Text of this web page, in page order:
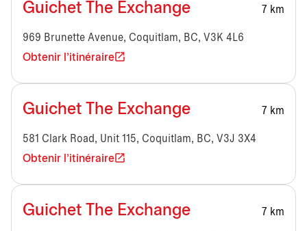
Guichet The Exchange 7 km
969 Brunette Avenue, Coquitlam, BC, V3K 4L6
Obtenir l'itinéraire
Guichet The Exchange 7 km
581 Clark Road, Unit 115, Coquitlam, BC, V3J 3X4
Obtenir l'itinéraire
Guichet The Exchange 7 km